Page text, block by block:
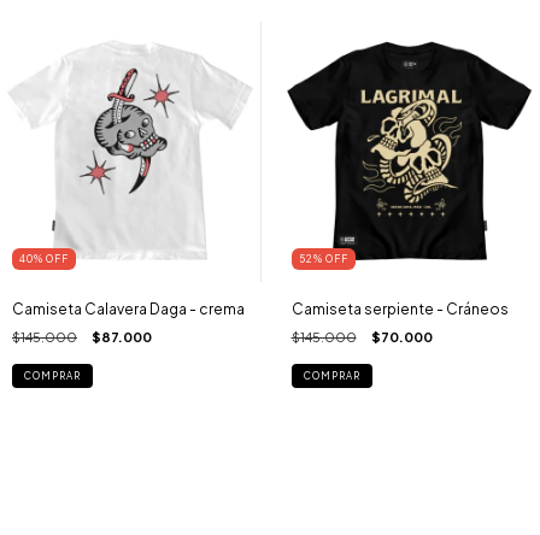
40% OFF
Camiseta Calavera Daga - crema
$145.000 $87.000
COMPRAR
52 % OFF
Camiseta serpiente - Cráneos
$145.000 $70.000
COMPRAR